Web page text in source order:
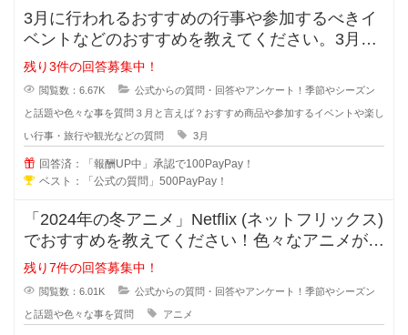
3月に行われるおすすめの行事や参加するべきイ
ベントなどのおすすめを教えてください。3月に
購入する商品や家族で3月に出かけ
残り3件の回答募集中！
閲覧数：6.67K 公式からの質問・回答やアンケート！季節やシーズン
と話題や色々な事を質問 ３月と言えば？おすすめ商品や参加するイベントや楽し
い行事・旅行や観光などの質問 3月
回答済：「報酬UP中」承認で100PayPay！
ベスト：「公式の質問」500PayPay！
「2024年の冬アニメ」Netflix (ネットフリックス)
でおすすめを教えてください！色々なアニメが始
まっていますが
残り7件の回答募集中！
閲覧数：6.01K 公式からの質問・回答やアンケート！季節やシーズン
と話題や色々な事を質問 アニメ